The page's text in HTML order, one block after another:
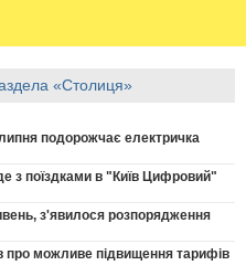
«Столиця»
подорожчає електричка
з поїздками в "Київ Цифровий"
з'явилося розпорядження
про можливе підвищення тарифів